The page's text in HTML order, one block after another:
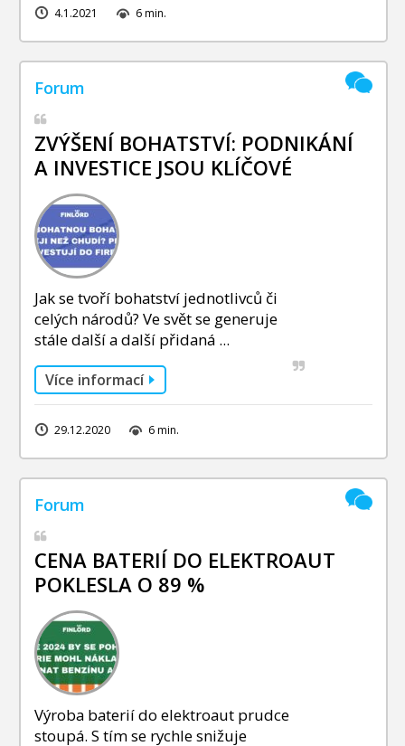
4.1.2021 6 min.
ZVÝŠENÍ BOHATSTVÍ: PODNIKÁNÍ
A INVESTICE JSOU KLÍČOVÉ
Jak se tvoří bohatství jednotlivců či
celých národů? Ve svět se generuje
stále další a další přidaná ...
Více informací
29.12.2020 6 min.
CENA BATERIÍ DO ELEKTROAUT
POKLESLA O 89 %
Výroba baterií do elektroaut prudce
stoupá. S tím se rychle snižuje